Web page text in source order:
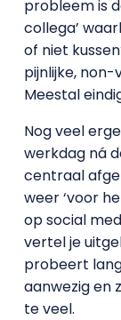
probleem is
collega’
of niet
pijnlijke,
Meestal
Nog veel
werkdag ná
centraal
weer ‘voor
op social
vertel je
probeert
aanwezig en
te veel.